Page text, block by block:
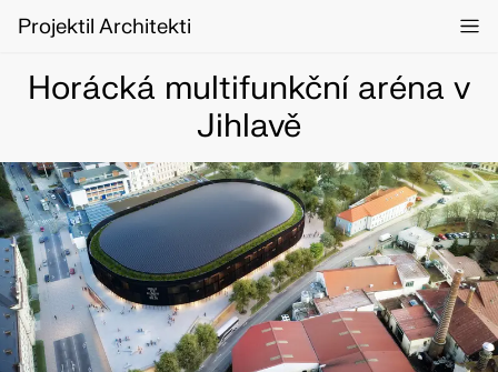
Projektil Architekti
Horácká multifunkční aréna v
Jihlavě